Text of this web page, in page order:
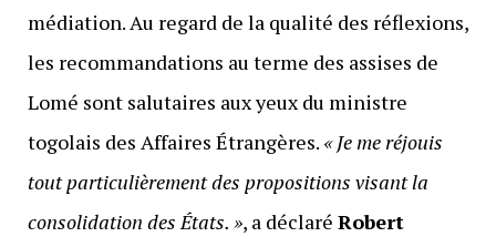
médiation. Au regard de la qualité des réflexions,
les recommandations au terme des assises de
Lomé sont salutaires aux yeux du ministre
togolais des Affaires Étrangères. « Je me réjouis
tout particulièrement des propositions visant la
consolidation des États. », a déclaré Robert